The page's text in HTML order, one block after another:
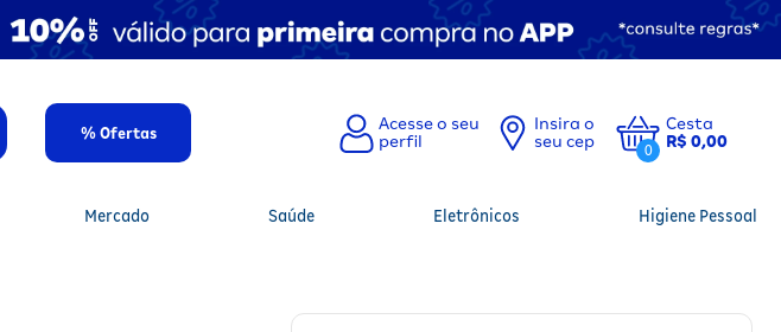
% Ofertas
Insira o
seu cep
0
Cesta
R$ 0,00
Mercado Saúde Eletrônicos Higiene Pessoal